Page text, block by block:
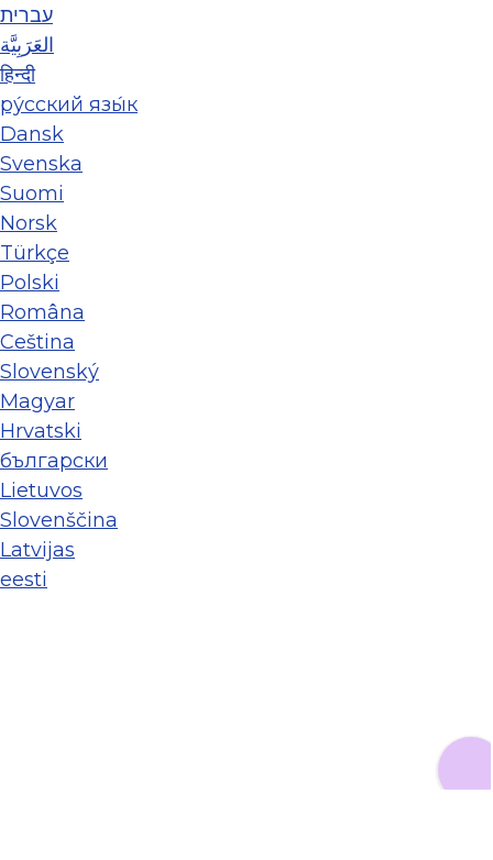
עברית
العَرَبِيَّة
हिन्दी
ру́сский язы́к
Dansk
Svenska
Suomi
Norsk
Türkçe
Polski
Româna
Ceština
Slovenský
Magyar
Hrvatski
български
Lietuvos
Slovenščina
Latvijas
eesti